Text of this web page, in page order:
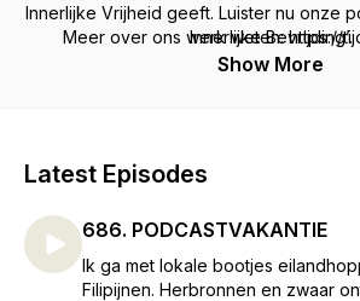
Innerlijke Vrijheid geeft. Luister nu onze
Innerlijke Bevrijding’.
Meer over ons werk weten: https://
Volg Briant op Instagram
Show More
Latest Episodes
686. PODCASTVAKANTIE
Ik ga met lokale bootjes
Filipijnen. Herbronnen en zwaar